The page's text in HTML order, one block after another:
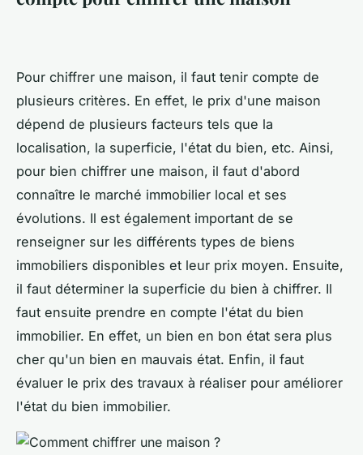
Pour chiffrer une maison, il faut tenir compte de
plusieurs critères. En effet, le prix d'une maison
dépend de plusieurs facteurs tels que la
localisation, la superficie, l'état du bien, etc. Ainsi,
pour bien chiffrer une maison, il faut d'abord
connaître le marché immobilier local et ses
évolutions. Il est également important de se
renseigner sur les différents types de biens
immobiliers disponibles et leur prix moyen. Ensuite,
il faut déterminer la superficie du bien à chiffrer. Il
faut ensuite prendre en compte l'état du bien
immobilier. En effet, un bien en bon état sera plus
cher qu'un bien en mauvais état. Enfin, il faut
évaluer le prix des travaux à réaliser pour améliorer
l'état du bien immobilier.